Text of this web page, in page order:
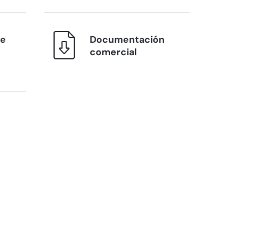
Documentación
comercial